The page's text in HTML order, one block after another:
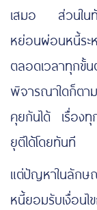
เสมอ ส่วนในทั
หย่อนผ่อนหนี้ระ
ตลอดเวลาทุกขั้
พิจารณาใดก็ตา
คุยกันได้ เรื่อง
ยุติได้โดยทันที
แต่ปัญหาในลักษ
หนี้ยอมรับเงื่อน